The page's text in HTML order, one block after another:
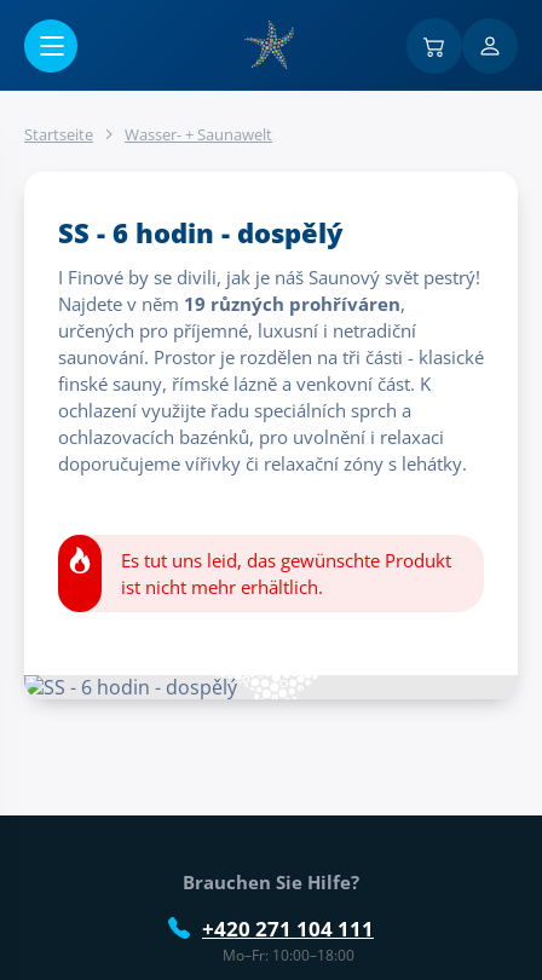
Startseite Wasser- + Saunawelt
SS - 6 hodin - dospělý
I Finové by se divili, jak je náš Saunový svět pestrý!
Najdete v něm 19 různých prohříváren,
určených pro příjemné, luxusní i netradiční
saunování. Prostor je rozdělen na tři části - klasické
finské sauny, římské lázně a venkovní část. K
ochlazení využijte řadu speciálních sprch a
ochlazovacích bazénků, pro uvolnění i relaxaci
doporučujeme vířivky či relaxační zóny s lehátky.
Es tut uns leid, das gewünschte Produkt
ist nicht mehr erhältlich.
Fußtext der Website
Brauchen Sie Hilfe?
+420 271 104 111
Mo–Fr: 10:00–18:00